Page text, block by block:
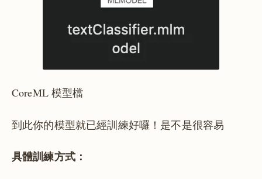
CoreML 模型檔
到此你的模型就已經訓練好囉！是不是很容易
具體訓練方式：